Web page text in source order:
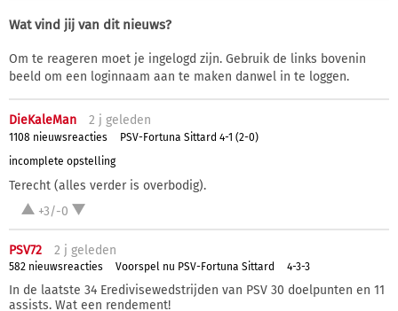
Wat vind jij van dit nieuws?
Om te reageren moet je ingelogd zijn. Gebruik de links bovenin
beeld om een loginnaam aan te maken danwel in te loggen.
DieKaleMan 2 j geleden
1108 nieuwsreacties
PSV-Fortuna Sittard 4-1 (2-0)
incomplete opstelling
Terecht (alles verder is overbodig).
+3/-0
PSV72 2 j geleden
582 nieuwsreacties Voorspel nu PSV-Fortuna Sittard 4-3-3
In de laatste 34 Eredivisewedstrijden van PSV 30 doelpunten en 11
assists. Wat een rendement!